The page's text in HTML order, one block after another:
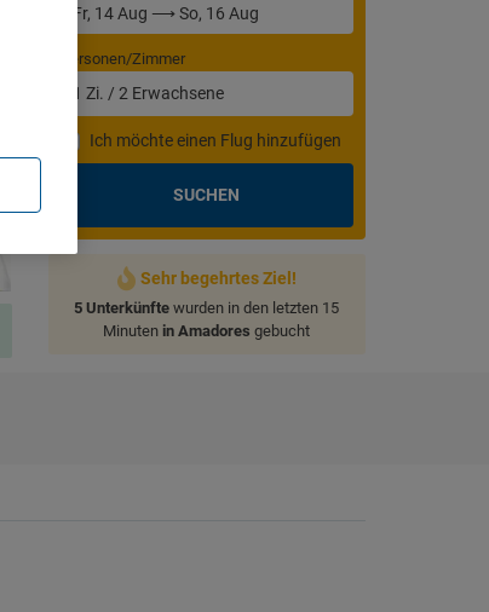
Personen/Zimmer
1 Zi. / 2 Erwachsene
Ich möchte einen Flug hinzufügen
SUCHEN
Sehr begehrtes Ziel!
5 Unterkünfte wurden in den letzten 15
Minuten in Amadores gebucht